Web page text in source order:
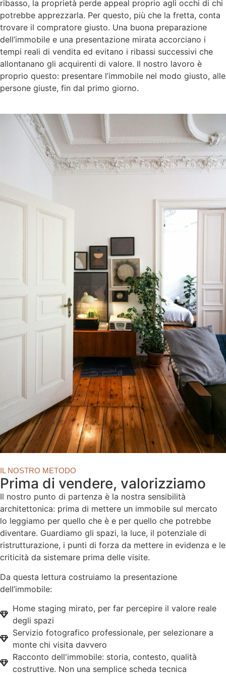
ribasso, la proprietà perde appeal proprio agli occhi di chi
potrebbe apprezzarla. Per questo, più che la fretta, conta
trovare il compratore giusto. Una buona preparazione
dell’immobile e una presentazione mirata accorciano i
tempi reali di vendita ed evitano i ribassi successivi che
allontanano gli acquirenti di valore. Il nostro lavoro è
proprio questo: presentare l’immobile nel modo giusto, alle
persone giuste, fin dal primo giorno.
IL NOSTRO METODO
Prima di vendere, valorizziamo
Il nostro punto di partenza è la nostra sensibilità
architettonica: prima di mettere un immobile sul mercato
lo leggiamo per quello che è e per quello che potrebbe
diventare. Guardiamo gli spazi, la luce, il potenziale di
ristrutturazione, i punti di forza da mettere in evidenza e le
criticità da sistemare prima delle visite.
Da questa lettura costruiamo la presentazione
dell’immobile:
Home staging mirato, per far percepire il valore reale
degli spazi
Servizio fotografico professionale, per selezionare a
monte chi visita davvero
Racconto dell'immobile: storia, contesto, qualità
costruttive. Non una semplice scheda tecnica